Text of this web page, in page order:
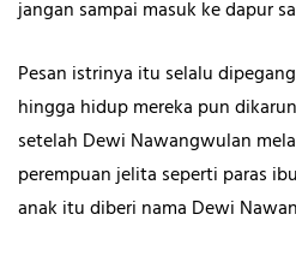
jangan sampai masuk ke dapur
Pesan istrinya itu selalu
hingga hidup mereka pun
setelah Dewi Nawangwulan
perempuan jelita seperti paras
anak itu diberi nama Dewi